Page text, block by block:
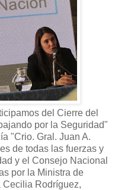
del Cierre del
por la Seguridad"
"Crio. Gral. Juan A.
de todas las fuerzas y
y el Consejo Nacional
por la Ministra de
Cecilia Rodríguez,